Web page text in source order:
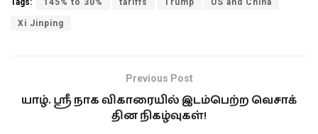
Tags: 145% to 30% tariffs Trump US and China
Xi Jinping
Previous Post
யாழ். ஸ்ரீ நாக விகாரையில் இடம்பெற்ற வெசாக்
தின நிகழ்வுகள்!